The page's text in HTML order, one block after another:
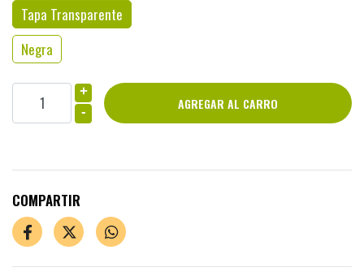
Tapa Transparente
Negra
+
-
COMPARTIR